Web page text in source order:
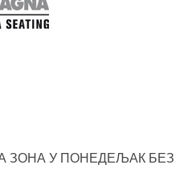
ЗОНА У ПОНЕДЕЉАК БЕЗ